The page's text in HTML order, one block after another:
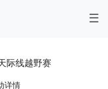
际线越野赛
详情